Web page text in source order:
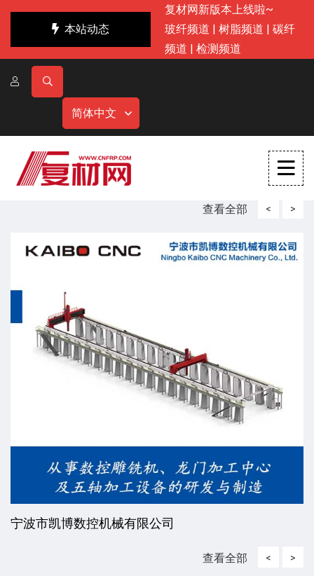
本站动态
复材网新版本上线啦~
玻纤频道 | 树脂频道 | 碳纤
频道 | 检测频道
简体中文
查看全部 <
宁波市凯博数控机械有限公司
>
查看全部 < >